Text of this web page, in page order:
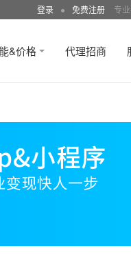
登录 ● 免费注册 专
&价格 代理招商